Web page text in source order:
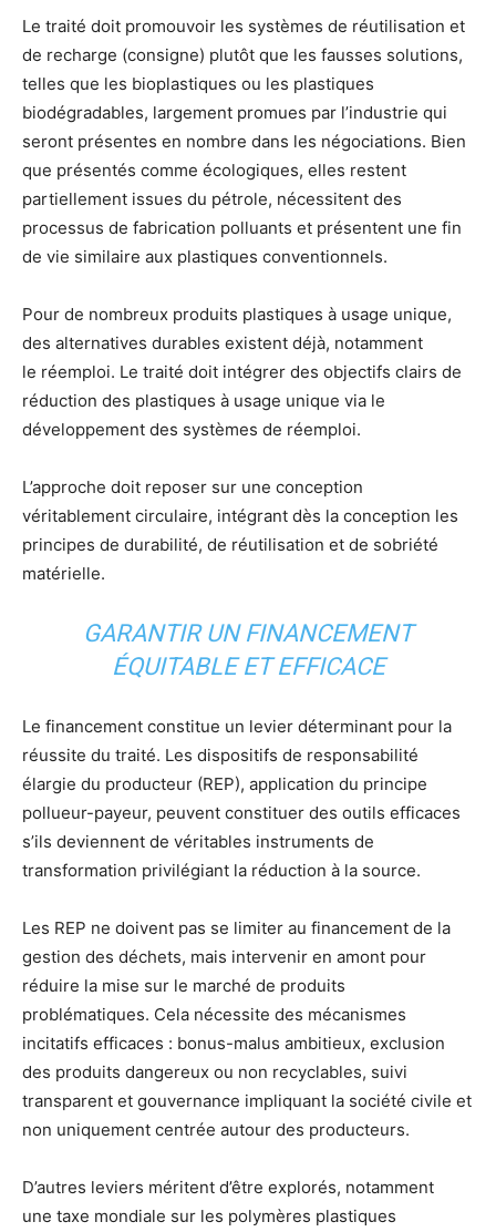
Le traité doit promouvoir les systèmes de réutilisation et
de recharge (consigne) plutôt que les fausses solutions,
telles que les bioplastiques ou les plastiques
biodégradables, largement promues par l’industrie qui
seront présentes en nombre dans les négociations. Bien
que présentés comme écologiques, elles restent
partiellement issues du pétrole, nécessitent des
processus de fabrication polluants et présentent une fin
de vie similaire aux plastiques conventionnels.
Pour de nombreux produits plastiques à usage unique,
des alternatives durables existent déjà, notamment
le réemploi. Le traité doit intégrer des objectifs clairs de
réduction des plastiques à usage unique via le
développement des systèmes de réemploi.
L’approche doit reposer sur une conception
véritablement circulaire, intégrant dès la conception les
principes de durabilité, de réutilisation et de sobriété
matérielle.
GARANTIR UN FINANCEMENT
ÉQUITABLE ET EFFICACE
Le financement constitue un levier déterminant pour la
réussite du traité. Les dispositifs de responsabilité
élargie du producteur (REP), application du principe
pollueur-payeur, peuvent constituer des outils efficaces
s’ils deviennent de véritables instruments de
transformation privilégiant la réduction à la source.
Les REP ne doivent pas se limiter au financement de la
gestion des déchets, mais intervenir en amont pour
réduire la mise sur le marché de produits
problématiques. Cela nécessite des mécanismes
incitatifs efficaces : bonus-malus ambitieux, exclusion
des produits dangereux ou non recyclables, suivi
transparent et gouvernance impliquant la société civile et
non uniquement centrée autour des producteurs.
D’autres leviers méritent d’être explorés, notamment
une taxe mondiale sur les polymères plastiques